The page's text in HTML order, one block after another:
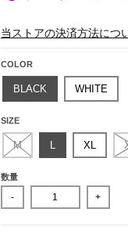
当ストアの決済方法につ
COLOR
BLACK WHITE
SIZE
M L XL
数量
- +